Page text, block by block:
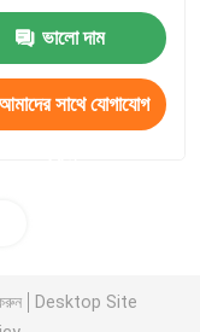
ভালো দাম
সাথে যোগাযোগ
Desktop Site